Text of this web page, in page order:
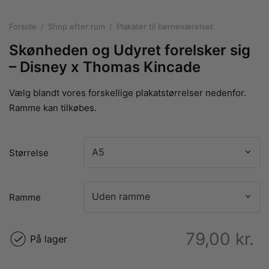
Forside / Shop efter rum / Plakater til børneværelset
Skønheden og Udyret forelsker sig
– Disney x Thomas Kincade
Vælg blandt vores forskellige plakatstørrelser nedenfor.
Ramme kan tilkøbes.
Størrelse
Ramme
79,00 kr.
På lager
i pastelfarver
plakater
med kvinder